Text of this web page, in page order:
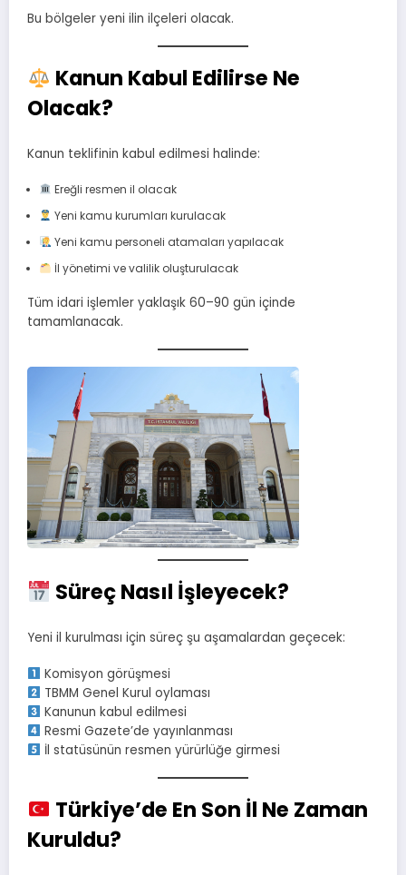
Bu bölgeler yeni ilin ilçeleri olacak.
Kanun Kabul Edilirse Ne
Olacak?
Kanun teklifinin kabul edilmesi halinde:
Ereğli resmen il olacak
Yeni kamu kurumları kurulacak
Yeni kamu personeli atamaları yapılacak
İl yönetimi ve valilik oluşturulacak
Tüm idari işlemler yaklaşık 60–90 gün içinde
tamamlanacak.
Süreç Nasıl İşleyecek?
Yeni il kurulması için süreç şu aşamalardan geçecek:
Komisyon görüşmesi
TBMM Genel Kurul oylaması
Kanunun kabul edilmesi
Resmi Gazete’de yayınlanması
İl statüsünün resmen yürürlüğe girmesi
Türkiye’de En Son İl Ne Zaman
Kuruldu?